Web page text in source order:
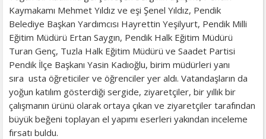
Kaymakamı Mehmet Yıldız ve eşi Şenel Yıldız, Pendik
Belediye Başkan Yardımcısı Hayrettin Yeşilyurt, Pendik Milli
Eğitim Müdürü Ertan Saygın, Pendik Halk Eğitim Müdürü
Turan Genç, Tuzla Halk Eğitim Müdürü ve Saadet Partisi
Pendik İlçe Başkanı Yasin Kadıoğlu, birim müdürleri yanı
sıra usta öğreticiler ve öğrenciler yer aldı. Vatandaşların da
yoğun katılım gösterdiği sergide, ziyaretçiler, bir yıllık bir
çalışmanın ürünü olarak ortaya çıkan ve ziyaretçiler tarafından
büyük beğeni toplayan el yapımı eserleri yakından inceleme
fırsatı buldu.